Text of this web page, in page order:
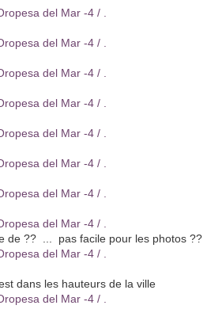
de ?? ... pas facile pour les photos ??
dans les hauteurs de la ville